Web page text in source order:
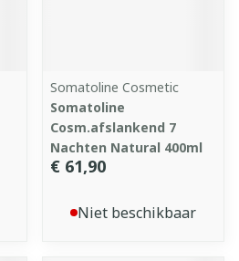
Somatoline Cosmetic
Somatoline
Cosm.afslankend 7
Nachten Natural 400ml
€ 61,90
Niet beschikbaar